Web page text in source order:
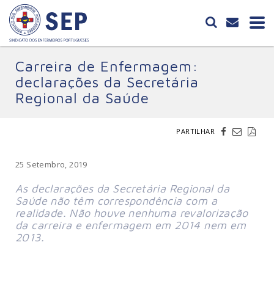
Carreira de Enfermagem:
declarações da Secretária
Regional da Saúde
PARTILHAR
25 Setembro, 2019
As declarações da Secretária Regional da
Saúde não têm correspondência com a
realidade. Não houve nenhuma revalorização
da carreira e enfermagem em 2014 nem em
2013.